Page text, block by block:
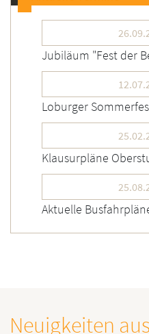
Jubiläum "Fest der
Loburger
Klausurpläne
Aktuelle
Neuigkeiten